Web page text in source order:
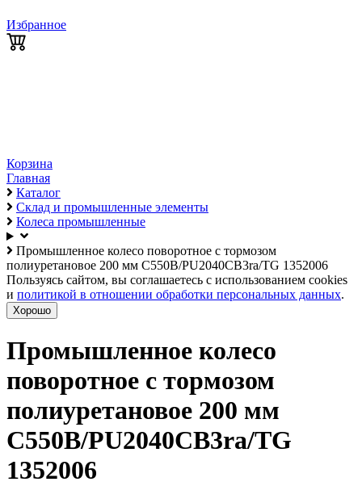
Избранное
Корзина
Главная
Каталог
Склад и промышленные элементы
Колеса промышленные
Промышленное колесо поворотное с тормозом
полиуретановое 200 мм C550B/PU2040CB3ra/TG 1352006
Пользуясь сайтом, вы соглашаетесь с использованием cookies
и политикой в отношении обработки персональных данных.
Хорошо
Промышленное колесо
поворотное с тормозом
полиуретановое 200 мм
C550B/PU2040CB3ra/TG
1352006